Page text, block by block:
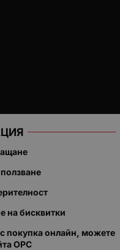
на бисквитки
покупка онлайн, можете
ОРС